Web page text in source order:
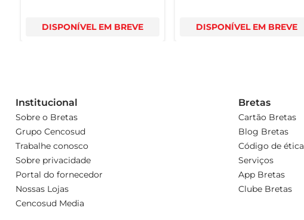
DISPONÍVEL EM BREVE DISPONÍVEL EM BREVE
Institucional
Sobre o Bretas
Grupo Cencosud
Trabalhe conosco
Sobre privacidade
Portal do fornecedor
Nossas Lojas
Cencosud Media
Bretas
Cartão Bretas
Blog Bretas
Código de ética
Serviços
App Bretas
Clube Bretas